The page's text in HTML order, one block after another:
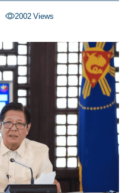
2002 Views